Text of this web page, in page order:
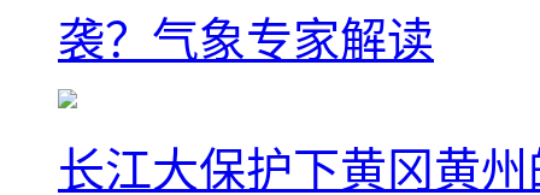
袭？气象专家解读
长江大保护下黄冈黄